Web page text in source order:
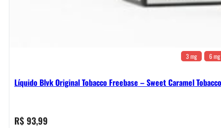
3 mg 6 mg
Líquido Blvk Original Tobacco Freebase – Sweet Caramel Tobacco
R$93,99